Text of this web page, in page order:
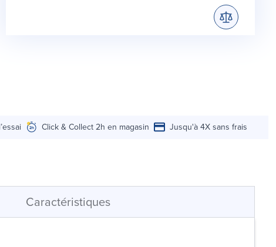
Click & Collect 2h en magasin Jusqu'à 4X sans frais
Caractéristiques